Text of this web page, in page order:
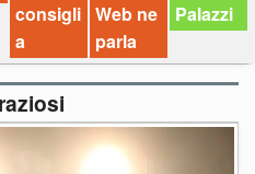
consigli
a
Web ne
parla
Palazzi